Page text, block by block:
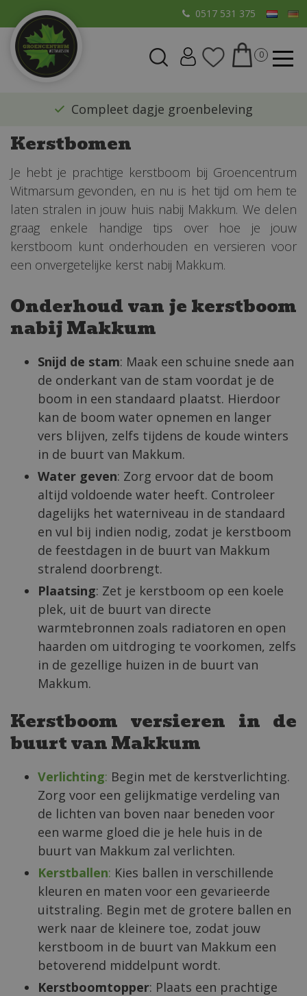
a
0517 531 375
​Compleet dagje groenbeleving
Kerstbomen
Je hebt je prachtige kerstboom bij Groencentrum
Witmarsum gevonden, en nu is het tijd om hem te
laten stralen in jouw huis nabij Makkum. We delen
graag enkele handige tips over hoe je jouw
kerstboom kunt onderhouden en versieren voor
een onvergetelijke kerst nabij Makkum.
Onderhoud van je kerstboom
nabij Makkum
Snijd de stam: Maak een schuine snede aan
de onderkant van de stam voordat je de
boom in een standaard plaatst. Hierdoor
kan de boom water opnemen en langer
vers blijven, zelfs tijdens de koude winters
in de buurt van Makkum.
Water geven: Zorg ervoor dat de boom
altijd voldoende water heeft. Controleer
dagelijks het waterniveau in de standaard
en vul bij indien nodig, zodat je kerstboom
de feestdagen in de buurt van Makkum
stralend doorbrengt.
Plaatsing: Zet je kerstboom op een koele
plek, uit de buurt van directe
warmtebronnen zoals radiatoren en open
haarden om uitdroging te voorkomen, zelfs
in de gezellige huizen in de buurt van
Makkum.
Kerstboom versieren in de
buurt van Makkum
Verlichting: Begin met de kerstverlichting.
Zorg voor een gelijkmatige verdeling van
de lichten van boven naar beneden voor
een warme gloed die je hele huis in de
buurt van Makkum zal verlichten.
Kerstballen: Kies ballen in verschillende
kleuren en maten voor een gevarieerde
uitstraling. Begin met de grotere ballen en
werk naar de kleinere toe, zodat jouw
kerstboom in de buurt van Makkum een
betoverend middelpunt wordt.
Kerstboomtopper: Plaats een prachtige